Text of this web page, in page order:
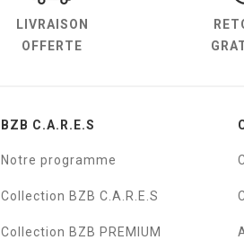
LIVRAISON
OFFERTE
BZB C.A.R.E.S
Notre programme
Collection BZB C.A.R.E.S
Collection BZB PREMIUM